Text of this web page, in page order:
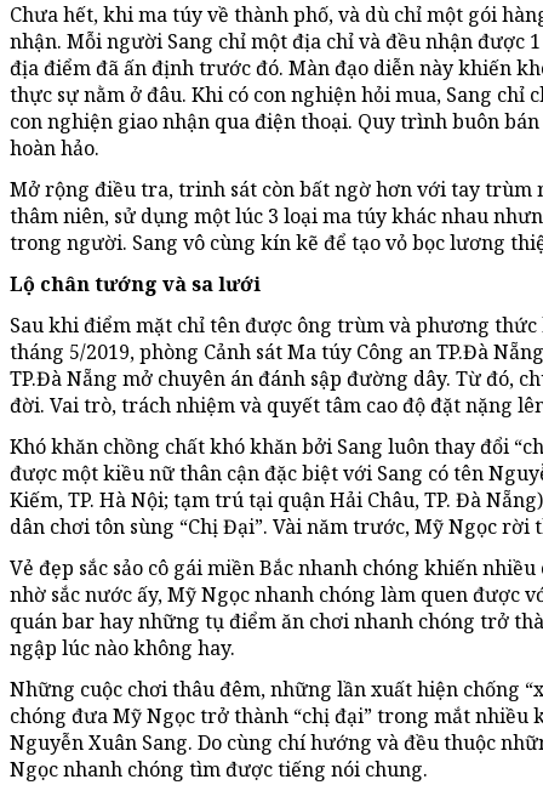
Chưa hết, khi ma túy về thành phố, và dù chỉ một gói
nhận. Mỗi người Sang chỉ một địa chỉ và đều nhận được
địa điểm đã ấn định trước đó. Màn đạo diễn này khiến
thực sự nằm ở đâu. Khi có con nghiện hỏi mua, Sang chỉ
con nghiện giao nhận qua điện thoại. Quy trình buôn
hoàn hảo.
Mở rộng điều tra, trinh sát còn bất ngờ hơn với tay trùm
thâm niên, sử dụng một lúc 3 loại ma túy khác nhau
trong người. Sang vô cùng kín kẽ để tạo vỏ bọc lương
Lộ chân tướng và sa lưới
Sau khi điểm mặt chỉ tên được ông trùm và phương
tháng 5/2019, phòng Cảnh sát Ma túy Công an TP.Đà
TP.Đà Nẵng mở chuyên án đánh sập đường dây. Từ đó,
đời. Vai trò, trách nhiệm và quyết tâm cao độ đặt nặng
Khó khăn chồng chất khó khăn bởi Sang luôn thay đổi
được một kiều nữ thân cận đặc biệt với Sang có tên
Kiếm, TP. Hà Nội; tạm trú tại quận Hải Châu, TP. Đà
dân chơi tôn sùng “Chị Đại”. Vài năm trước, Mỹ Ngọc rời
Vẻ đẹp sắc sảo cô gái miền Bắc nhanh chóng khiến
nhờ sắc nước ấy, Mỹ Ngọc nhanh chóng làm quen được
quán bar hay những tụ điểm ăn chơi nhanh chóng trở
ngập lúc nào không hay.
Những cuộc chơi thâu đêm, những lần xuất hiện chống
chóng đưa Mỹ Ngọc trở thành “chị đại” trong mắt nhiều
Nguyễn Xuân Sang. Do cùng chí hướng và đều thuộc
Ngọc nhanh chóng tìm được tiếng nói chung.